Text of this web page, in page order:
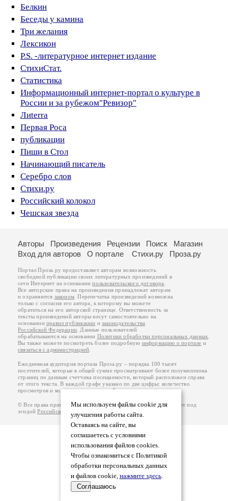
Белкин
Беседы у камина
Три желания
Лексикон
P.S. -литературное интернет издание
СтихиСтат.
Статистика
Информационный интернет-портал о культуре в
России и за рубежом"Ревизор"
Лиtеrra
Первая Роса
публикации
Пиши в Стол
Начинающий писатель
Серебро слов
Стихи.ру
Российский колокол
Чешская звезда
Мы используем файлы cookie для
улучшения работы сайта.
Оставаясь на сайте, вы
соглашаетесь с условиями
использования файлов cookies.
Чтобы ознакомиться с Политикой
обработки персональных данных
и файлов cookie, нажмите здесь.
Соглашаюсь
Авторы Произведения Рецензии Поиск
Магазин
Вход для авторов
О портале Стихи.ру Проза.ру
Портал Проза.ру предоставляет авторам возможность
свободной публикации своих литературных произведений в
сети Интернет на основаниипользовательского договора
Все авторские права на произведения принадлежат авторам
и охраняются законом . Перепечатка произведений возможна
только с согласия его автора, к которому вы можете
обратиться на его авторской странице. Ответственность за
тексты произведений авторы несут самостоятельно на
основанииправил публикации изаконодательства
Российской Федерации . Данные пользователей
обрабатываются на основании Политики обработки персональных данных
Вы также можете посмотреть более подробную информацию о портале и
связаться с администрацией
Ежедневная аудитория портала Проза.ру – порядка 100 тысяч
посетителей, которые в общей сумме просматривают более полумиллиона
страниц по данным счетчика посещаемости, который расположен справа
от этого текста. В каждой графе указано по две цифры: количество
просмотров и количество посетителей.
© Все права принадлежат авторам, 2000-2026. Портал работает под
эгидойРоссийского союза писателей.